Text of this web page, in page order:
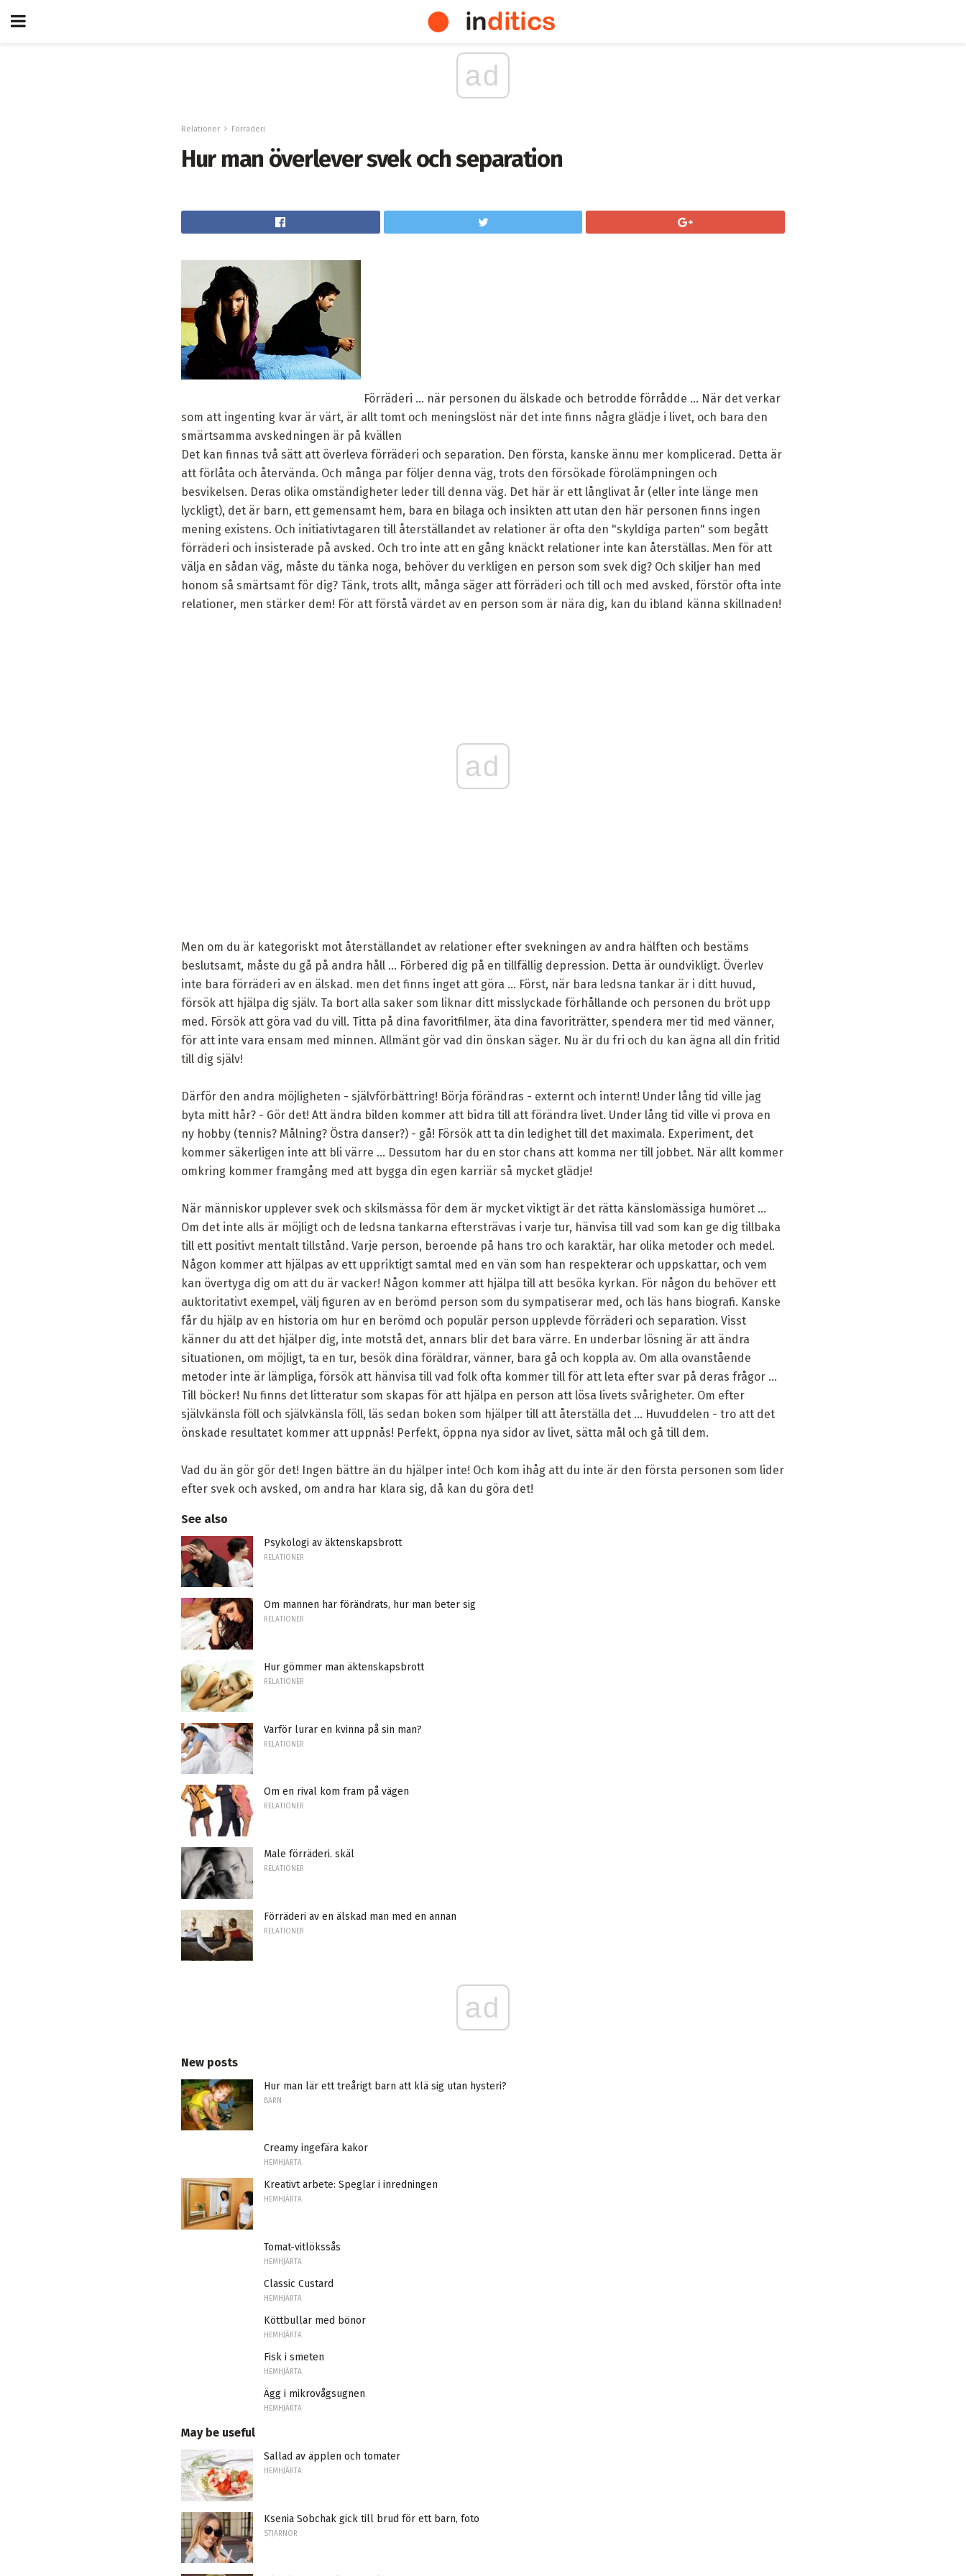
ad
Relationer Förräderi
Hur man överlever svek och separation
Förräderi ... när personen du älskade och betrodde förrådde ... När det verkar
som att ingenting kvar är värt, är allt tomt och meningslöst när det inte finns några glädje i livet, och bara den
smärtsamma avskedningen är på kvällen
Det kan finnas två sätt att överleva förräderi och separation. Den första, kanske ännu mer komplicerad. Detta är
att förlåta och återvända. Och många par följer denna väg, trots den försökade förolämpningen och
besvikelsen. Deras olika omständigheter leder till denna väg. Det här är ett långlivat år (eller inte länge men
lyckligt), det är barn, ett gemensamt hem, bara en bilaga och insikten att utan den här personen finns ingen
mening existens. Och initiativtagaren till återställandet av relationer är ofta den "skyldiga parten" som begått
förräderi och insisterade på avsked. Och tro inte att en gång knäckt relationer inte kan återställas. Men för att
välja en sådan väg, måste du tänka noga, behöver du verkligen en person som svek dig? Och skiljer han med
honom så smärtsamt för dig? Tänk, trots allt, många säger att förräderi och till och med avsked, förstör ofta inte
relationer, men stärker dem! För att förstå värdet av en person som är nära dig, kan du ibland känna skillnaden!
ad
Men om du är kategoriskt mot återställandet av relationer efter svekningen av andra hälften och bestäms
beslutsamt, måste du gå på andra håll ... Förbered dig på en tillfällig depression. Detta är oundvikligt. Överlev
inte bara förräderi av en älskad. men det finns inget att göra ... Först, när bara ledsna tankar är i ditt huvud,
försök att hjälpa dig själv. Ta bort alla saker som liknar ditt misslyckade förhållande och personen du bröt upp
med. Försök att göra vad du vill. Titta på dina favoritfilmer, äta dina favoriträtter, spendera mer tid med vänner,
för att inte vara ensam med minnen. Allmänt gör vad din önskan säger. Nu är du fri och du kan ägna all din fritid
till dig själv!
Därför den andra möjligheten - självförbättring! Börja förändras - externt och internt! Under lång tid ville jag
byta mitt hår? - Gör det! Att ändra bilden kommer att bidra till att förändra livet. Under lång tid ville vi prova en
ny hobby (tennis? Målning? Östra danser?) - gå! Försök att ta din ledighet till det maximala. Experiment, det
kommer säkerligen inte att bli värre ... Dessutom har du en stor chans att komma ner till jobbet. När allt kommer
omkring kommer framgång med att bygga din egen karriär så mycket glädje!
När människor upplever svek och skilsmässa för dem är mycket viktigt är det rätta känslomässiga humöret ...
Om det inte alls är möjligt och de ledsna tankarna eftersträvas i varje tur, hänvisa till vad som kan ge dig tillbaka
till ett positivt mentalt tillstånd. Varje person, beroende på hans tro och karaktär, har olika metoder och medel.
Någon kommer att hjälpas av ett uppriktigt samtal med en vän som han respekterar och uppskattar, och vem
kan övertyga dig om att du är vacker! Någon kommer att hjälpa till att besöka kyrkan. För någon du behöver ett
auktoritativt exempel, välj figuren av en berömd person som du sympatiserar med, och läs hans biografi. Kanske
får du hjälp av en historia om hur en berömd och populär person upplevde förräderi och separation. Visst
känner du att det hjälper dig, inte motstå det, annars blir det bara värre. En underbar lösning är att ändra
situationen, om möjligt, ta en tur, besök dina föräldrar, vänner, bara gå och koppla av. Om alla ovanstående
metoder inte är lämpliga, försök att hänvisa till vad folk ofta kommer till för att leta efter svar på deras frågor ...
Till böcker! Nu finns det litteratur som skapas för att hjälpa en person att lösa livets svårigheter. Om efter
självkänsla föll och självkänsla föll, läs sedan boken som hjälper till att återställa det ... Huvuddelen - tro att det
önskade resultatet kommer att uppnås! Perfekt, öppna nya sidor av livet, sätta mål och gå till dem.
Vad du än gör gör det! Ingen bättre än du hjälper inte! Och kom ihåg att du inte är den första personen som lider
efter svek och avsked, om andra har klara sig, då kan du göra det!
See also
Psykologi av äktenskapsbrott
RELATIONER
Om mannen har förändrats, hur man beter sig
RELATIONER
Hur gömmer man äktenskapsbrott
RELATIONER
Varför lurar en kvinna på sin man?
RELATIONER
Om en rival kom fram på vägen
RELATIONER
Male förräderi. skäl
RELATIONER
Förräderi av en älskad man med en annan
RELATIONER
ad
New posts
Hur man lär ett treårigt barn att klä sig utan hysteri?
BARN
Creamy ingefära kakor
HEMHJÄRTA
Kreativt arbete: Speglar i inredningen
HEMHJÄRTA
Tomat-vitlökssås
HEMHJÄRTA
Classic Custard
HEMHJÄRTA
Köttbullar med bönor
HEMHJÄRTA
Fisk i smeten
HEMHJÄRTA
Ägg i mikrovågsugnen
HEMHJÄRTA
May be useful
Sallad av äpplen och tomater
HEMHJÄRTA
Ksenia Sobchak gick till brud för ett barn, foto
STJÄRNOR